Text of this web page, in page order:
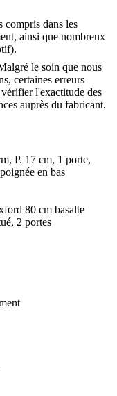
compris dans les
ainsi que nombreux
le soin que nous
certaines erreurs
l'exactitude des
auprès du fabricant.
P. 17 cm, 1 porte,
en bas
80 cm basalte
2 portes